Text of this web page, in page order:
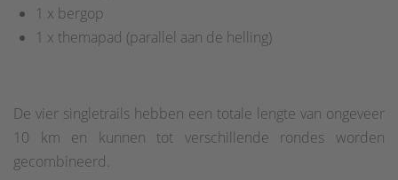
1 x bergop
1 x themapad (parallel aan de helling)
De vier singletrails hebben een totale lengte van ongeveer
10 km en kunnen tot verschillende rondes worden
gecombineerd.